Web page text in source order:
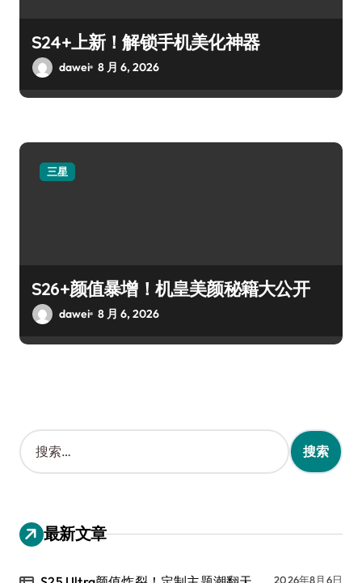
S24+上新！解锁手机美化神器
dawei 8 月 6, 2026
三星
S26+颜值暴增！机皇美颜秘籍大公开
dawei 8 月 6, 2026
搜
索
：
最新文章
2026年8月6日